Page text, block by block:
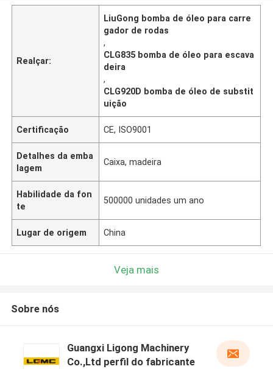
Realçar:
LiuGong bomba de óleo para carre
gador de rodas
,
CLG835 bomba de óleo para escava
deira
,
CLG920D bomba de óleo de substit
uição
Certificação CE, ISO9001
Detalhes da emba
lagem
Caixa, madeira
Habilidade da fon
te
500000 unidades um ano
Lugar de origem China
Veja mais
Sobre nós
Guangxi Ligong Machinery
Co.,Ltd perfil do fabricante